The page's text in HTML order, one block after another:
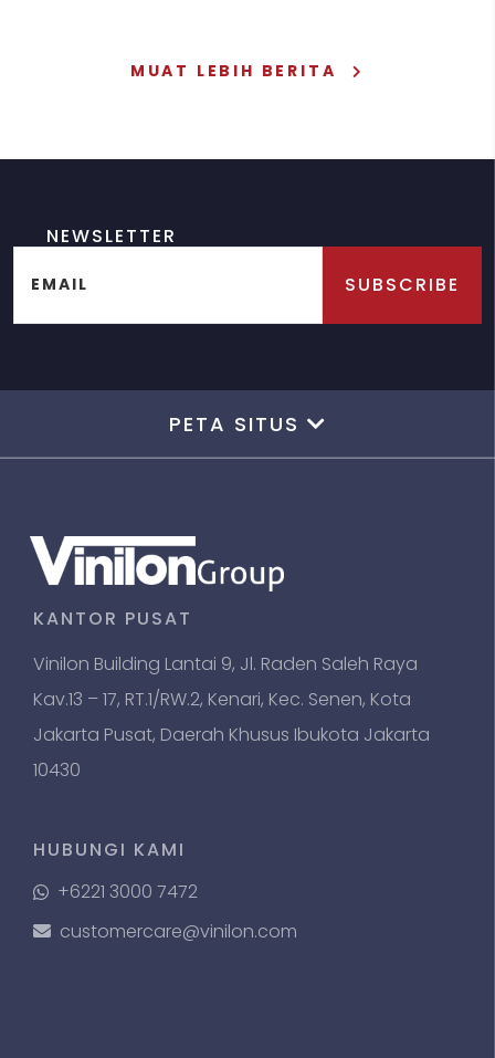
MUAT LEBIH BERITA
NEWSLETTER
EMAIL SUBSCRIBE
PETA SITUS
KANTOR PUSAT
Vinilon Building Lantai 9, Jl. Raden Saleh Raya
Kav.13 – 17, RT.1/RW.2, Kenari, Kec. Senen, Kota
Jakarta Pusat, Daerah Khusus Ibukota Jakarta
10430
HUBUNGI KAMI
+6221 3000 7472
customercare@vinilon.com